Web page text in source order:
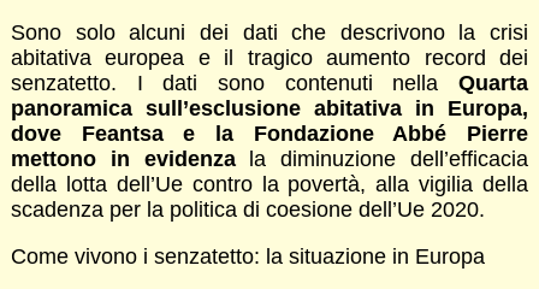
Sono solo alcuni dei dati che descrivono la crisi
abitativa europea e il tragico aumento record dei
senzatetto. I dati sono contenuti nellaQuarta
panoramica sull’esclusione abitativa in Europa,
dove Feantsa e la Fondazione Abbé Pierre
mettono in evidenzala diminuzione dell’efficacia
della lotta dell’Ue contro la povertà, alla vigilia della
scadenza per la politica di coesione dell’Ue 2020.
Come vivono i senzatetto: la situazione in Europa